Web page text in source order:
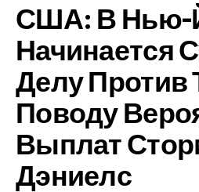
США: В Нью-
Начинается
Делу Против
Поводу
Выплат
Дэниелс